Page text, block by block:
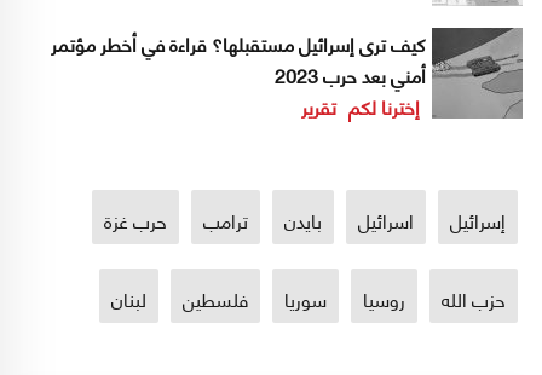
كيف ترى إسرائيل مستقبلها؟ قراءة في أخطر مؤتمر
أمني بعد حرب 2023
إخترنا لكم تقرير
إسرائيل اسرائيل بايدن ترامب حرب غزة
حزب الله روسيا سوريا فلسطين لبنان